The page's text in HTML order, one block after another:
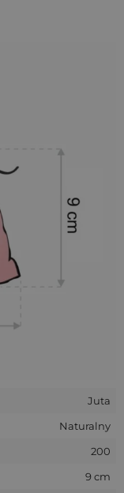
nadruku w jednym
problemów
oraz
kompleksowo!
cenach tylko
aż po wysyłkę
woreczek
Juta
Naturalny
200
9 cm